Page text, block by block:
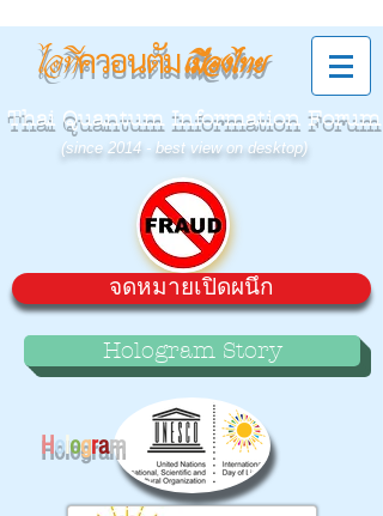
ไอทีควอนตัมเมืองไทย
Thai Quantum Information Forum
(since 2014 - best view on desktop)
จดหมายเปิดผนึก
Hologram Story
Hologram